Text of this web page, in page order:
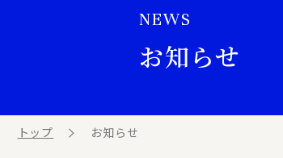
コンサルティング事例
コラム
お知らせ
NEWS
お知らせ
トップ お知らせ